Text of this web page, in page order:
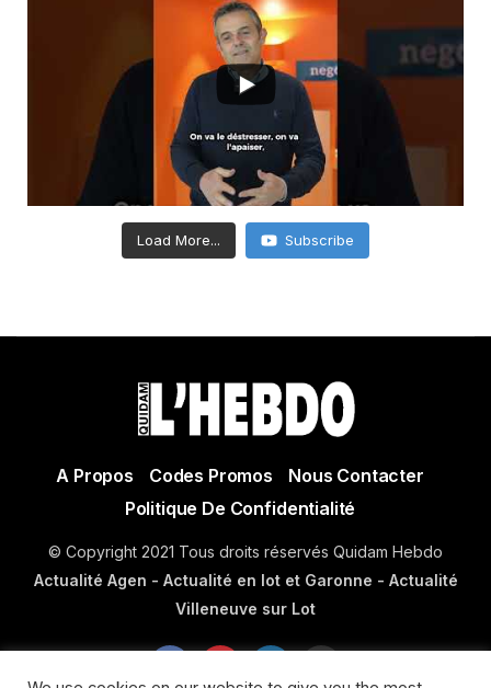
Load More... Subscribe
A Propos Codes Promos
Nous Contacter
Politique De Confidentialité
© Copyright 2021 Tous droits réservés Quidam Hebdo
Actualité Agen - Actualité en lot et Garonne - Actualité
Villeneuve sur Lot